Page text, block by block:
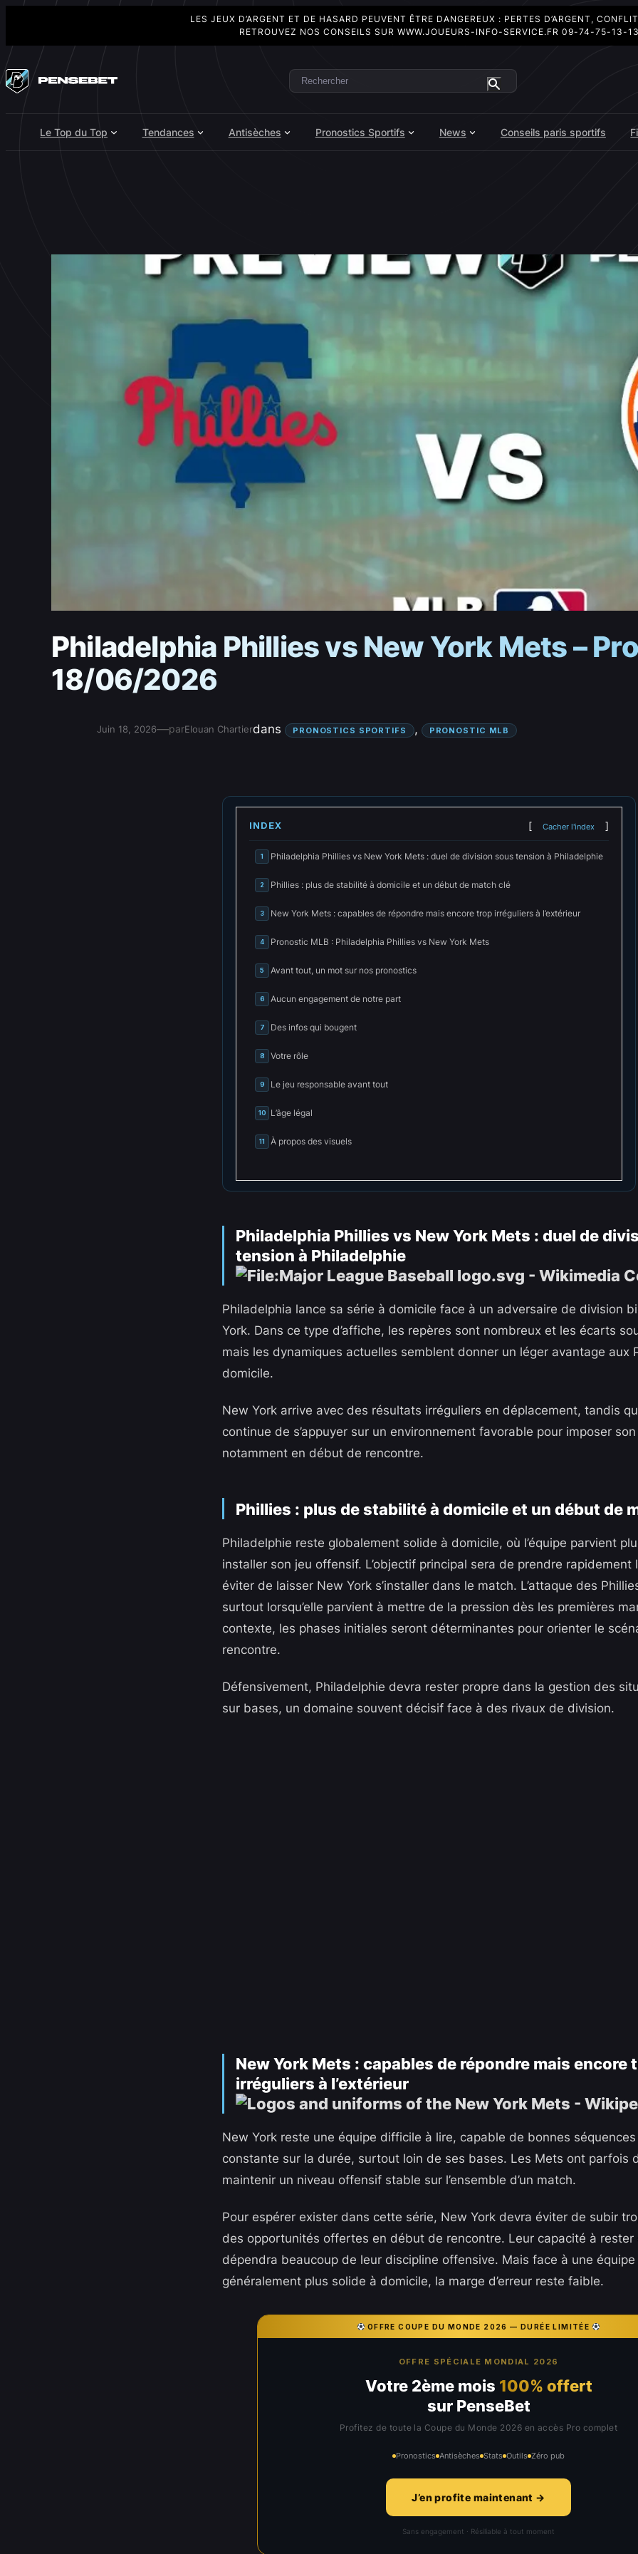
LES JEUX D’ARGENT ET DE HASARD PEUVENT ÊTRE DANGEREUX : PERTES D’ARGENT,
RETROUVEZ NOS CONSEILS SUR WWW.JOUEURS-INFO-SERVICE.FR 09-74-75-13-13
au
contenu
Rechercher
Le Top du Top Tendances Antisèches Pronostics Sportifs News Conseils paris sportifs
Philadelphia Phillies vs New York Mets –
18/06/2026
Juin 18, 2026—parElouan Chartierdans PRONOSTICS SPORTIFS , PRONOSTIC MLB
INDEX Cacher l'index
1 Philadelphia Phillies vs New York Mets : duel de division sous tension à Philadelphie
2 Phillies : plus de stabilité à domicile et un début de match clé
3 New York Mets : capables de répondre mais encore trop irréguliers à l’extérieur
4 Pronostic MLB : Philadelphia Phillies vs New York Mets
5 Avant tout, un mot sur nos pronostics
6 Aucun engagement de notre part
7 Des infos qui bougent
8 Votre rôle
9 Le jeu responsable avant tout
10 L’âge légal
11 À propos des visuels
Philadelphia Phillies vs New York Mets : duel de
tension à Philadelphie
Philadelphia lance sa série à domicile face à un adversaire de division
York. Dans ce type d’affiche, les repères sont nombreux et les écarts
mais les dynamiques actuelles semblent donner un léger avantage aux
domicile.
New York arrive avec des résultats irréguliers en déplacement, tandis
continue de s’appuyer sur un environnement favorable pour imposer
notamment en début de rencontre.
Phillies : plus de stabilité à domicile et un début de
Philadelphie reste globalement solide à domicile, où l’équipe parvient
installer son jeu offensif. L’objectif principal sera de prendre rapidement
éviter de laisser New York s’installer dans le match. L’attaque des
surtout lorsqu’elle parvient à mettre de la pression dès les premières
contexte, les phases initiales seront déterminantes pour orienter le
rencontre.
Défensivement, Philadelphie devra rester propre dans la gestion des
sur bases, un domaine souvent décisif face à des rivaux de division.
New York Mets : capables de répondre mais encore
irréguliers à l’extérieur
New York reste une équipe difficile à lire, capable de bonnes
constante sur la durée, surtout loin de ses bases. Les Mets ont parfois
maintenir un niveau offensif stable sur l’ensemble d’un match.
Pour espérer exister dans cette série, New York devra éviter de subir
des opportunités offertes en début de rencontre. Leur capacité à rester
dépendra beaucoup de leur discipline offensive. Mais face à une
généralement plus solide à domicile, la marge d’erreur reste faible.
OFFRE COUPE DU MONDE 2026 — DURÉE LIMITÉE
OFFRE SPÉCIALE MONDIAL 2026
Votre 2ème mois 100% offert
sur PenseBet
Profitez de toute la Coupe du Monde 2026 en accès Pro complet
Pronostics Antisèches Stats Outils Zéro pub
J’en profite maintenant →
Sans engagement · Résiliable à tout moment